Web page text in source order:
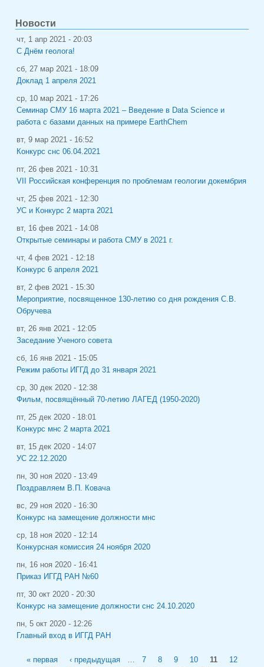
Новости
чт, 1 апр 2021 - 20:03
С Днём геолога!
сб, 27 мар 2021 - 18:09
Доклад 1 апреля 2021
ср, 10 мар 2021 - 17:26
Семинар СМУ 16 марта 2021 – Введение в Data Science и
работа с базами данных на примере EarthChem
вт, 9 мар 2021 - 16:52
Конкурс снс 06.04.2021
пт, 26 фев 2021 - 10:31
VII Российская конференция по проблемам геологии докембрия
чт, 25 фев 2021 - 12:30
УС и Конкурс 2 марта 2021
вт, 16 фев 2021 - 14:08
Открытые семинары и работа СМУ в 2021 г.
чт, 4 фев 2021 - 12:18
Конкурс 6 апреля 2021
вт, 2 фев 2021 - 15:30
Мероприятие, посвященное 130-летию со дня рождения С.В.
Обручева
вт, 26 янв 2021 - 12:05
Заседание Ученого совета
сб, 16 янв 2021 - 15:05
Режим работы ИГГД до 31 января 2021
ср, 30 дек 2020 - 12:38
Фильм, посвящённый 70-летию ЛАГЕД (1950-2020)
пт, 25 дек 2020 - 18:01
Конкурс мнс 2 марта 2021
вт, 15 дек 2020 - 14:07
УС 22.12.2020
пн, 30 ноя 2020 - 13:49
Поздравляем В.П. Ковача
вс, 29 ноя 2020 - 16:30
Конкурс на замещение должности мнс
ср, 18 ноя 2020 - 12:14
Конкурсная комиссия 24 ноября 2020
пн, 16 ноя 2020 - 16:41
Приказ ИГГД РАН №60
пт, 30 окт 2020 - 20:30
Конкурс на замещение должности снс 24.10.2020
пн, 5 окт 2020 - 12:26
Главный вход в ИГГД РАН
« первая ‹ предыдущая … 7 8 9 10 11
12